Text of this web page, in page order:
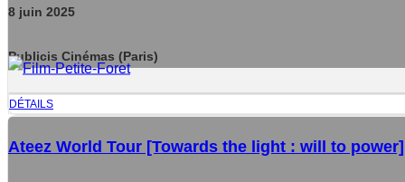
8 juin 2025
Publicis Cinémas (Paris)
DÉTAILS
Ateez World Tour [Towards the light : will to power]